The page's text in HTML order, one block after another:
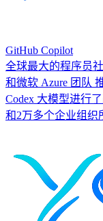
GitHub Copilot
全球最大的程序员
和微软 Azure 团队
Codex 大模型进行
和2万多个企业组织